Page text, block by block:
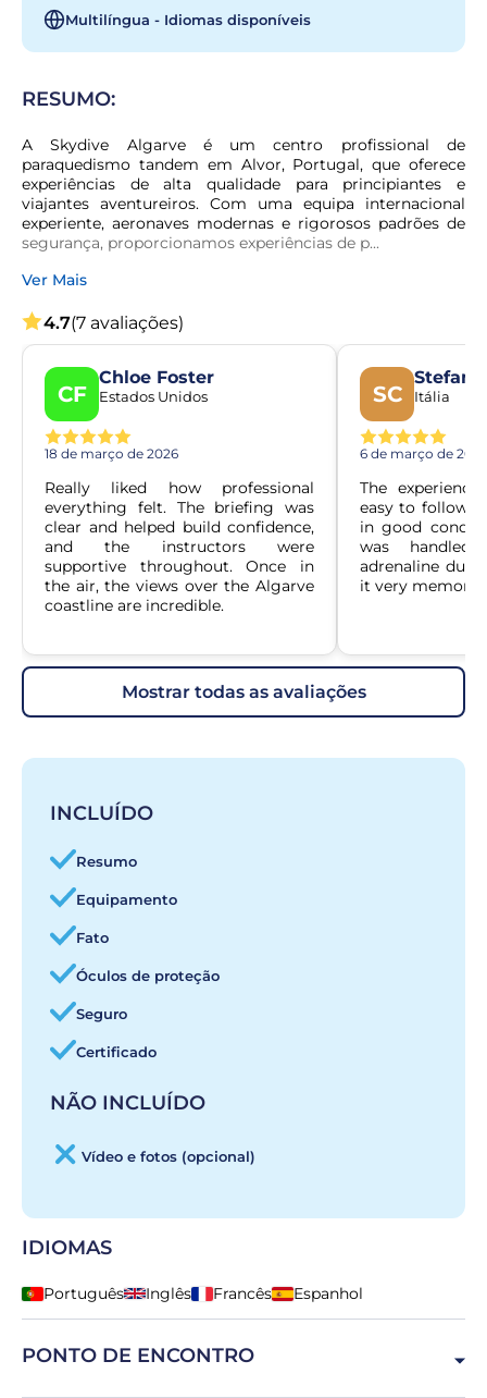
Multilíngua - Idiomas disponíveis
RESUMO:
A Skydive Algarve é um centro profissional de
paraquedismo tandem em Alvor, Portugal, que oferece
experiências de alta qualidade para principiantes e
viajantes aventureiros. Com uma equipa internacional
experiente, aeronaves modernas e rigorosos padrões de
segurança, proporcionamos experiências de p...
Ver Mais
4.7(7 avaliações)
CF
Chloe Foster
Estados Unidos
18 de março de 2026
Really liked how professional
everything felt. The briefing was
clear and helped build confidence,
and the instructors were
supportive throughout. Once in
the air, the views over the Algarve
coastline are incredible.
SC Itália
6 de março de 2026
The
easy to follow.
in good
was
adrenaline
it very
mostrar todas as avaliações
INCLUÍDO
Resumo
Equipamento
Fato
Óculos de proteção
Seguro
Certificado
NÃO INCLUÍDO
Vídeo e fotos (opcional)
IDIOMAS
Português Inglês Francês Espanhol
PONTO DE ENCONTRO